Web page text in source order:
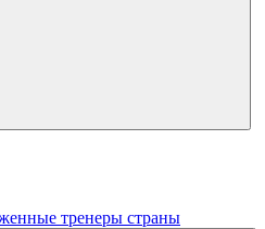
тренеры страны